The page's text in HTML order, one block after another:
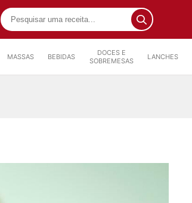
MASSAS BEBIDAS
DOCES E
SOBREMESAS
LANCHES